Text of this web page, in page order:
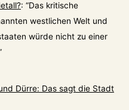
: “Das kritische
westlichen Welt und
würde nicht zu einer
Dürre: Das sagt die Stadt